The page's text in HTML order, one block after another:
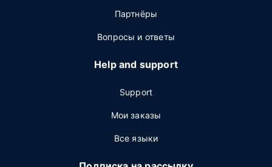
Партнёры
Вопросы и ответы
Help and support
Support
Мои заказы
Все языки